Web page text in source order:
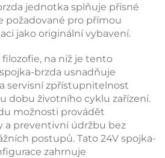
jednotka splňuje přísné
požadované pro přímou
jako originální vybavení.
na níž je tento
brzda usnadňuje
servisní zpřístupnitelnost
dobu životního cyklu zařízení.
možnosti provádět
a preventivní údržbu bez
postupů. Tato 24V spojka-
zahrnuje